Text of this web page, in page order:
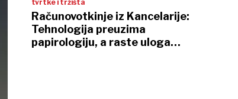
tvrtke i tržišta
Računovotkinje iz Kancelarije:
Tehnologija preuzima
papirologiju, a raste uloga